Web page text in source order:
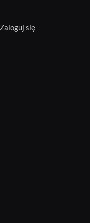
Zaloguj się